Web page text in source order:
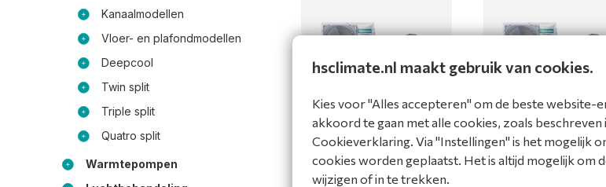
Kanaalmodellen
Vloer- en plafondmodellen
Deepcool
Twin split
Triple split
Quatro split
Warmtepompen
serie 2,6 kW (R32)
230V
AUW26ACT8-1
Bekijk product
serie 3,5 kW (R32)
230V
AUW35ACT8-1
Bekijk product
hsclimate.nl maakt gebruik van cookies.
Kies voor "Alles accepteren" om de beste website-
akkoord te gaan met alle cookies, zoals beschreven
Cookieverklaring. Via "Instellingen" is het mogelijk
cookies worden geplaatst. Het is altijd mogelijk om
wijzigen of in te trekken.